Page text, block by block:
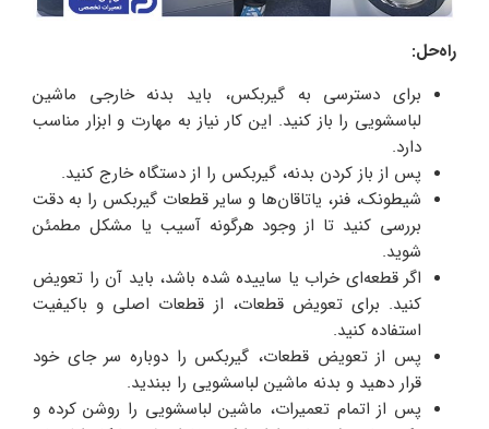
راه‌حل:
برای دسترسی به گیربکس، باید بدنه خارجی ماشین
لباسشویی را باز کنید. این کار نیاز به مهارت و ابزار مناسب
دارد.
پس از باز کردن بدنه، گیربکس را از دستگاه خارج کنید.
شیطونک، فنر، یاتاقان‌ها و سایر قطعات گیربکس را به دقت
بررسی کنید تا از وجود هرگونه آسیب یا مشکل مطمئن
شوید.
اگر قطعه‌ای خراب یا ساییده شده باشد، باید آن را تعویض
کنید. برای تعویض قطعات، از قطعات اصلی و باکیفیت
استفاده کنید.
پس از تعویض قطعات، گیربکس را دوباره سر جای خود
قرار دهید و بدنه ماشین لباسشویی را ببندید.
پس از اتمام تعمیرات، ماشین لباسشویی را روشن کرده و